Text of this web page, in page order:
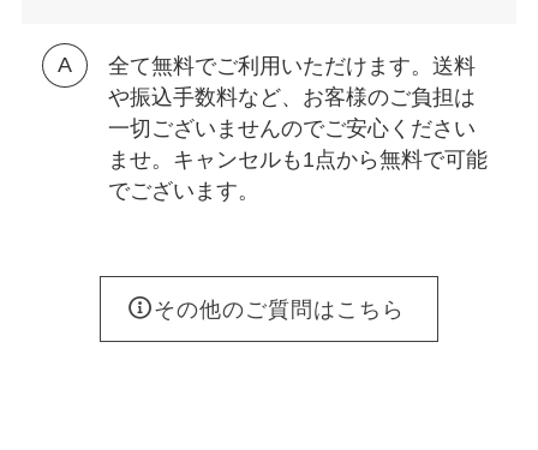
全て無料でご利用いただけます。送料
や振込手数料など、お客様のご負担は
一切ございませんのでご安心ください
ませ。キャンセルも1点から無料で可能
でございます。
その他のご質問はこちら